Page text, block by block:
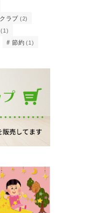
ラブ (2)
(1)
節約 (1)